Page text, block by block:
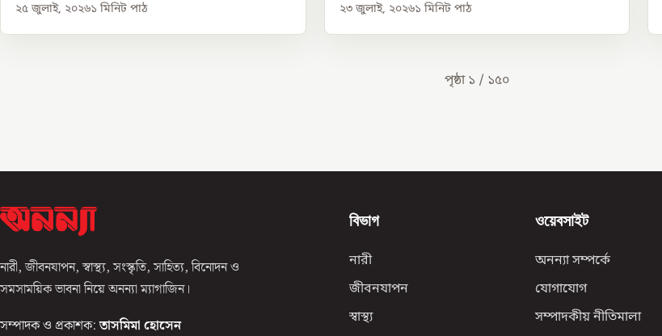
২৫ জুলাই, ২০২৬১ মিনিট পাঠ ২৩ জুলাই, ২০২৬১ মিনিট পাঠ
পৃষ্ঠা১ / ১৫০
নারী, জীবনযাপন, স্বাস্থ্য, সংস্কৃতি, সাহিত্য, বিনোদন ও
সমসাময়িক ভাবনা নিয়ে অনন্যা ম্যাগাজিন।
সম্পাদক ও প্রকাশক: তাসমিমা হোসেন
বিভাগ
নারী
জীবনযাপন
স্বাস্থ্য
ওয়েবসাইট
অনন্যা সম্পর্কে
যোগাযোগ
সম্পাদকীয় নীতিমালা